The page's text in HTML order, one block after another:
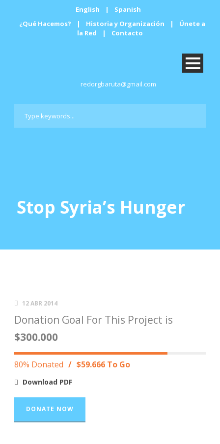
English |
Spanish
¿Qué Hacemos?
| Historia y Organización |
Únete a
la Red
| Contacto
redorgbaruta@gmail.com
Stop Syria’s Hunger
12 ABR 2014
Donation Goal For This Project is
$300.000
80% Donated / $59.666 To Go
Download PDF
DONATE NOW